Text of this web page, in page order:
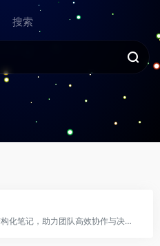
搜索
自动记录会议内容，生成结构化笔记，助力团队高效协作与决策。